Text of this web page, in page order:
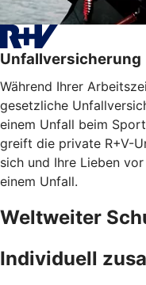
Unfallversicherung
Während Ihrer
gesetzliche
einem Unfall beim
greift die private R+V-
sich und Ihre Lieben
einem Unfall.
Weltweiter
Individuell